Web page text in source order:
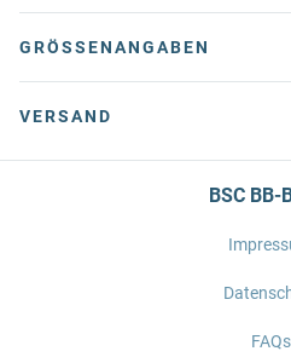
GRÖSSENANGABEN
VERSAND
BSC BB-
FAQs